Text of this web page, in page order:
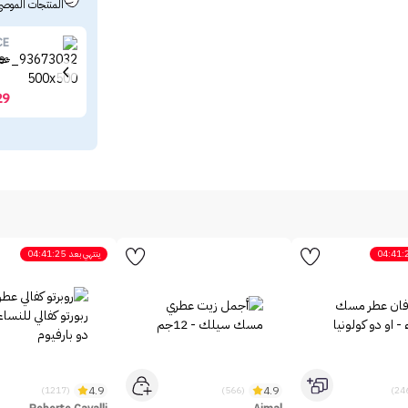
المنتجات
4.9
(566)
ينتهي بعد 04:41:25
4.9
(1217)